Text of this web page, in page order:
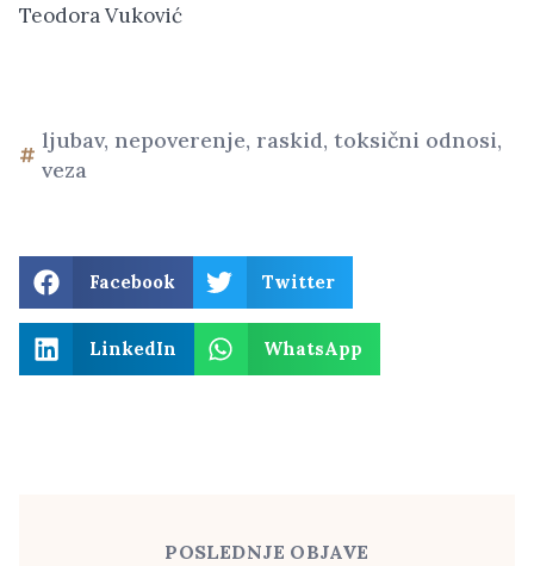
Teodora Vuković
ljubav, nepoverenje, raskid, toksični odnosi,
veza
Facebook Twitter
LinkedIn WhatsApp
POSLEDNJE OBJAVE